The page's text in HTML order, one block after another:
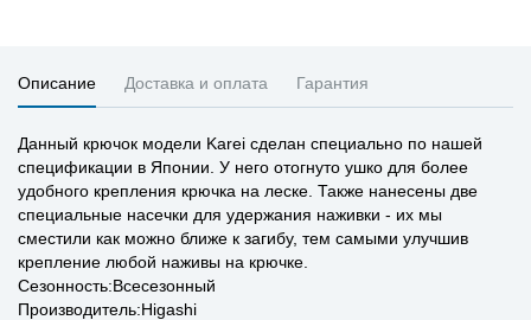
Описание Доставка и оплата Гарантия
Данный крючок модели Karei сделан специально по нашей
спецификации в Японии. У него отогнуто ушко для более
удобного крепления крючка на леске. Также нанесены две
специальные насечки для удержания наживки - их мы
сместили как можно ближе к загибу, тем самыми улучшив
крепление любой наживы на крючке.
Сезонность:Всесезонный
Производитель:Higashi